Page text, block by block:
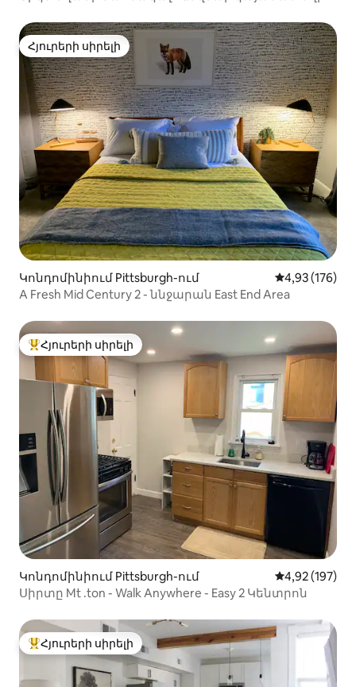
Հյուրերի սիրելի
Հյուրերի սիրելի
Կոնդոմինիում Pittsburgh-ում Միջին
4,93 (176)
A Fresh Mid Century 2 - ննջարան East End Area
Հյուրերի սիրելի լավագույն տները
Հյուրերի սիրելի
Կոնդոմինիում Pittsburgh-ում Միջին
4,92 (197)
Սիրտը Mt .ton - Walk Anywhere - Easy 2 Կենտրոն
Հյուրերի սիրելի լավագույն տները
Հյուրերի սիրելի